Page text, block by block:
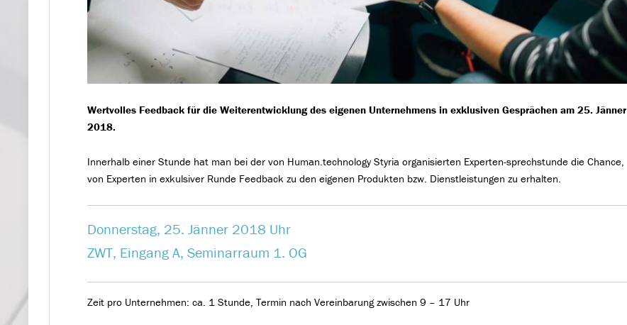
Wertvolles Feedback für die Weiterentwicklung des eigenen Unternehmens in exklusiven Gesprächen am 25. Jänner
2018.
Innerhalb einer Stunde hat man bei der von Human.technology Styria organisierten Experten-sprechstunde die Chance,
von Experten in exkulsiver Runde Feedback zu den eigenen Produkten bzw. Dienstleistungen zu erhalten.
Donnerstag, 25. Jänner 2018 Uhr
ZWT, Eingang A, Seminarraum 1. OG
Zeit pro Unternehmen: ca. 1 Stunde, Termin nach Vereinbarung zwischen 9 – 17 Uhr